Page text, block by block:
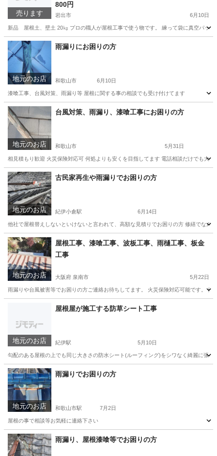
売ります
800円
岩出市 6月10日
新品 屋根土、壁土 20㎏ プロの職人が屋根工事で使う物です。 練って袋に真空パッ
和歌山 岩出市 その他 屋根
地元のお店
雨漏りにお困りの方
和歌山市 6月10日
漆喰工事、台風対策、雨漏り等 屋根に関する事の相談でも受け付けてます
和歌山 和歌山市 その他
地元のお店
台風対策、雨漏り、漆喰工事にお困りの方
和歌山市 5月31日
相見積もり歓迎 火災保険対応可 何処よりも安くを目指してます 電話相談だけでも大
和歌山 和歌山市 リフォーム 火災保険
地元のお店
古民家再生や雨漏りでお困りの方
紀伊小倉駅 6月14日
他社で屋根替えしないといけないと言われて、高額な見積りでお困りの方 修繕でな
和歌山 和歌山市 紀伊小倉駅 その他 左官
地元のお店
屋根工事、漆喰工事、波板工事、雨樋工事、板金
工事
大阪府 泉南市 5月22日
雨漏りや台風被害等でお困りの方ご連絡お待ちしてます。 火災保険対応可能です。 便
その他 火災保険
地元のお店
屋根屋が施工する防草シート工事
紀伊駅 5月10日
勾配のある屋根の上でも同じ大きさの防水シート(ルーフィング)をシワなく綺麗に
和歌山 和歌山市 紀伊駅 剪定/造園
地元のお店
雨漏りでお困りの方
和歌山市駅 7月2日
屋根の事で相談等お気軽に連絡下さい
和歌山 岩出市 和歌山市駅 リフォーム
雨漏り、屋根漆喰等でお困りの方